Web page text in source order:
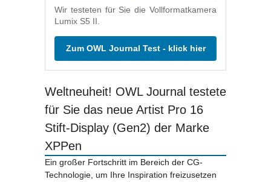
Wir testeten für Sie die Vollformatkamera
Lumix S5 II.
Zum OWL Journal Test - klick hier
Weltneuheit! OWL Journal testete
für Sie das neue Artist Pro 16
Stift-Display (Gen2) der Marke
XPPen
Ein großer Fortschritt im Bereich der CG-
Technologie, um Ihre Inspiration freizusetzen